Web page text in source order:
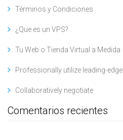
Términos y Condiciones
¿Que es un VPS?
Tu Web o Tienda Virtual a Medida
Professionally utilize leading-edge
Collaboratively negotiate
Comentarios recientes